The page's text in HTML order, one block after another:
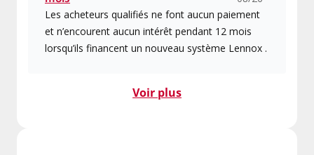
Les acheteurs qualifiés ne font aucun paiement
et n’encourent aucun intérêt pendant 12 mois
lorsqu’ils financent un nouveau système Lennox .
Voir plus